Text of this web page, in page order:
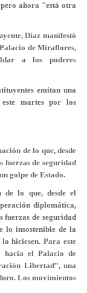
ahora "está otra
Díaz manifestó
de Miraflores,
a los poderes
emitan una
este martes por los
de lo que, desde
fuerzas de seguridad
golpe de Estado.
de lo que, desde el
diplomática,
fuerzas de seguridad
lo insostenible de la
hiciesen. Para este
hacia el Palacio de
Libertad”, una
Los movimientos